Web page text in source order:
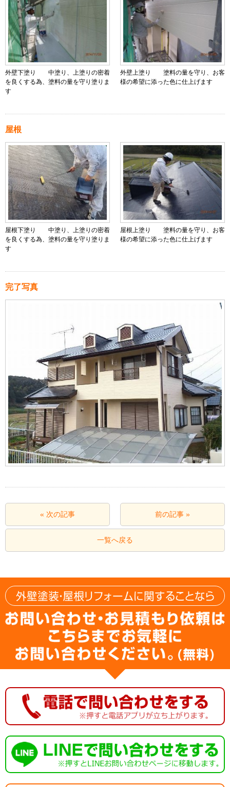
外壁下塗り 中塗り、上塗りの密着
を良くする為、塗料の量を守り塗りま
す
外壁上塗り 塗料の量を守り、お客
様の希望に添った色に仕上げます
屋根
屋根下塗り 中塗り、上塗りの密着
を良くする為、塗料の量を守り塗りま
す
屋根上塗り 塗料の量を守り、お客
様の希望に添った色に仕上げます
完了写真
« 次の記事 前の記事 »
一覧へ戻る